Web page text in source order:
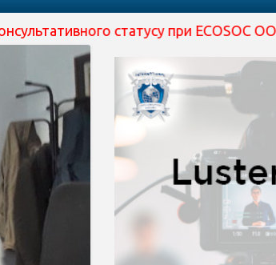
статусу при ECOSOC ООН